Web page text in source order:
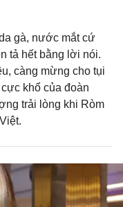
gà, nước mắt cứ
tả hết bằng lời nói.
càng mừng cho tụi
khổ của đoàn
trải lòng khi Ròm